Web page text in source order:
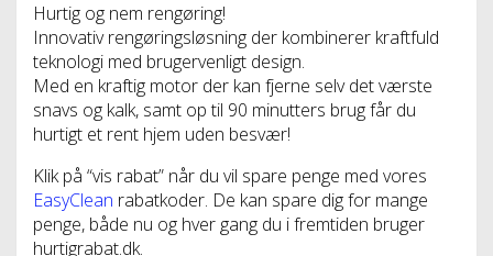
Hurtig og nem rengøring!
Innovativ rengøringsløsning der kombinerer kraftfuld
teknologi med brugervenligt design.
Med en kraftig motor der kan fjerne selv det værste
snavs og kalk, samt op til 90 minutters brug får du
hurtigt et rent hjem uden besvær!
Klik på “vis rabat” når du vil spare penge med vores
EasyClean rabatkoder. De kan spare dig for mange
penge, både nu og hver gang du i fremtiden bruger
hurtigrabat.dk.